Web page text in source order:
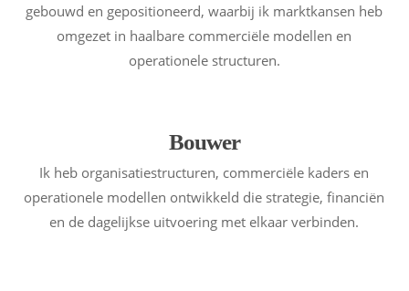
gebouwd en gepositioneerd, waarbij ik marktkansen heb
omgezet in haalbare commerciële modellen en
operationele structuren.
Bouwer
Ik heb organisatiestructuren, commerciële kaders en
operationele modellen ontwikkeld die strategie, financiën
en de dagelijkse uitvoering met elkaar verbinden.